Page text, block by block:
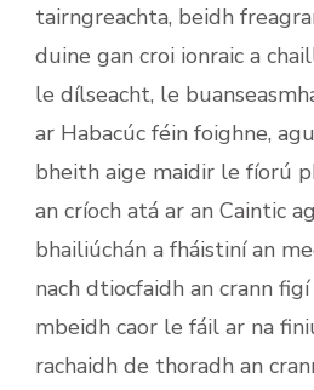
tairngreachta, beidh
duine gan croi ionraic a
le dílseacht, le
ar Habacúc féin foighne,
bheith aige maidir le fíorú
an críoch atá ar an Caintic
bhailiúchán a fháistiní an
nach dtiocfaidh an crann
mbeidh caor le fáil ar na
rachaidh de thoradh an